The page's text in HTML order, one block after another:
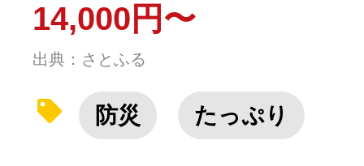
14,000円〜
出典：さとふる
防災 たっぷり